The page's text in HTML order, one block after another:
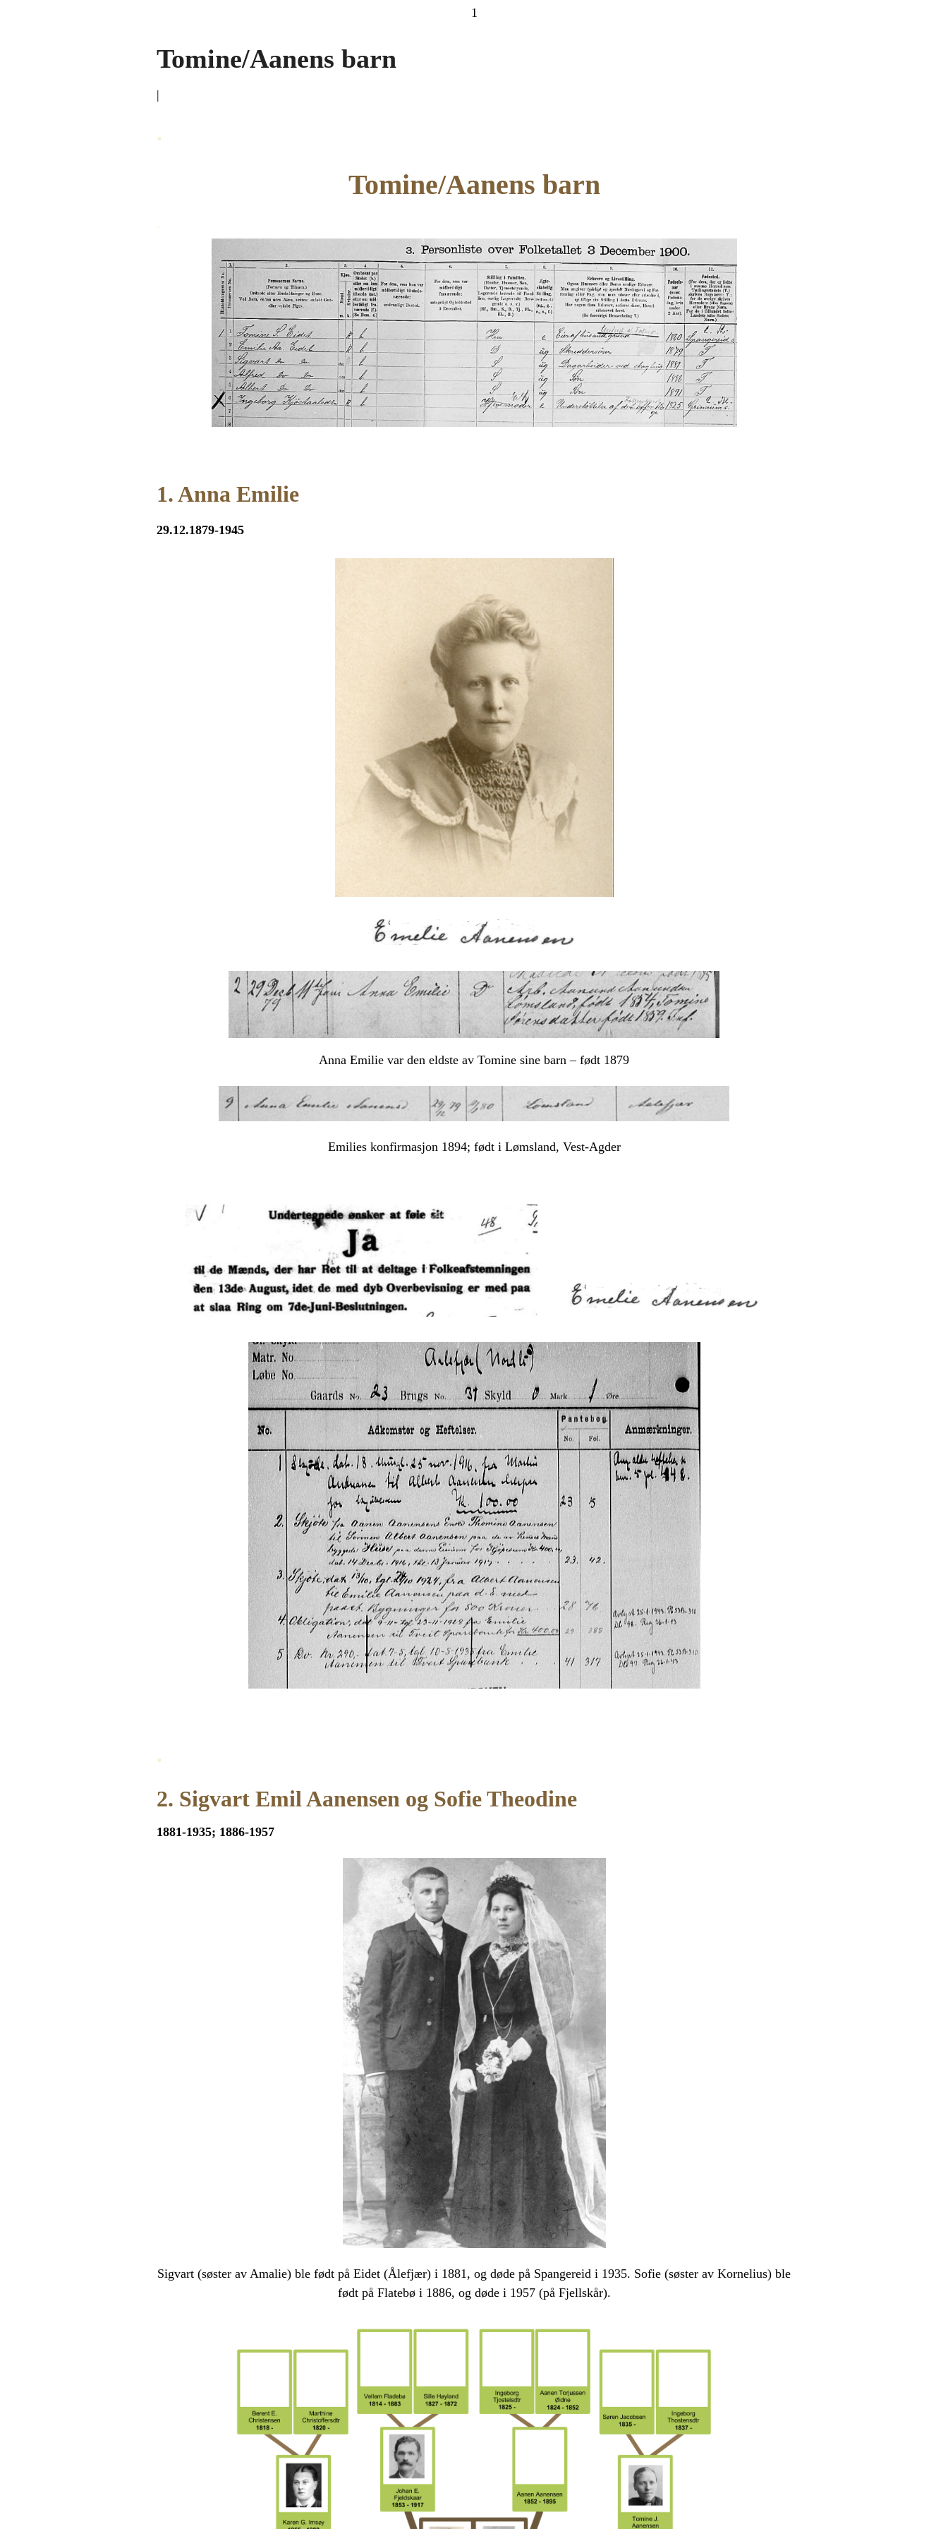
1
Tomine/Aanens barn
|
.
Tomine/Aanens barn
.
1. Anna Emilie
29.12.1879-1945
Anna Emilie var den eldste av Tomine sine barn – født 1879
Emilies konfirmasjon 1894; født i Lømsland, Vest-Agder
.
2. Sigvart Emil Aanensen og Sofie Theodine
1881-1935; 1886-1957
Sigvart (søster av Amalie) ble født på Eidet (Ålefjær) i 1881, og døde på Spangereid i 1935. Sofie (søster av Kornelius) ble
født på Flatebø i 1886, og døde i 1957 (på Fjellskår).